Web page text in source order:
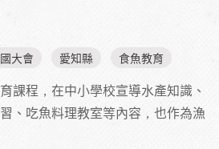
大會 愛知縣 食魚教育
課程，在中小學校宣導水產知識、
、吃魚料理教室等內容，也作為漁